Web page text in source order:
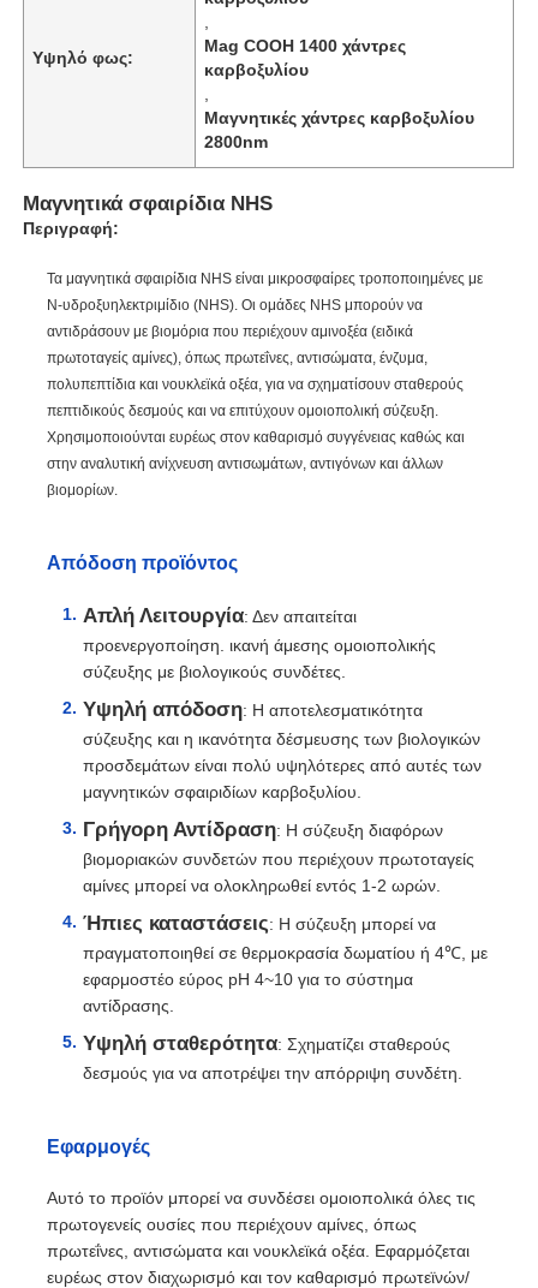
Υψηλό φως:
Mag COOH 1400 χάντρες
καρβοξυλίου
Μαγνητικές χάντρες καρβοξυλίου
2800nm
Μαγνητικά σφαιρίδια NHS
Περιγραφή:
Τα μαγνητικά σφαιρίδια NHS είναι μικροσφαίρες τροποποιημένες με
Ν-υδροξυηλεκτριμίδιο (NHS). Οι ομάδες NHS μπορούν να
αντιδράσουν με βιομόρια που περιέχουν αμινοξέα (ειδικά
πρωτοταγείς αμίνες), όπως πρωτεΐνες, αντισώματα, ένζυμα,
πολυπεπτίδια και νουκλεϊκά οξέα, για να σχηματίσουν σταθερούς
πεπτιδικούς δεσμούς και να επιτύχουν ομοιοπολική σύζευξη.
Χρησιμοποιούνται ευρέως στον καθαρισμό συγγένειας καθώς και
στην αναλυτική ανίχνευση αντισωμάτων, αντιγόνων και άλλων
βιομορίων.
Απόδοση προϊόντος
Απλή Λειτουργία: Δεν απαιτείται
προενεργοποίηση. ικανή άμεσης ομοιοπολικής
σύζευξης με βιολογικούς συνδέτες.
Υψηλή απόδοση: Η αποτελεσματικότητα
σύζευξης και η ικανότητα δέσμευσης των βιολογικών
προσδεμάτων είναι πολύ υψηλότερες από αυτές των
μαγνητικών σφαιριδίων καρβοξυλίου.
Γρήγορη Αντίδραση: Η σύζευξη διαφόρων
βιομοριακών συνδετών που περιέχουν πρωτοταγείς
αμίνες μπορεί να ολοκληρωθεί εντός 1-2 ωρών.
Ήπιες καταστάσεις: Η σύζευξη μπορεί να
πραγματοποιηθεί σε θερμοκρασία δωματίου ή 4℃, με
εφαρμοστέο εύρος pH 4~10 για το σύστημα
αντίδρασης.
Υψηλή σταθερότητα: Σχηματίζει σταθερούς
δεσμούς για να αποτρέψει την απόρριψη συνδέτη.
Εφαρμογές
Αυτό το προϊόν μπορεί να συνδέσει ομοιοπολικά όλες τις
πρωτογενείς ουσίες που περιέχουν αμίνες, όπως
πρωτεΐνες, αντισώματα και νουκλεϊκά οξέα. Εφαρμόζεται
ευρέως στον διαχωρισμό και τον καθαρισμό πρωτεϊνών/